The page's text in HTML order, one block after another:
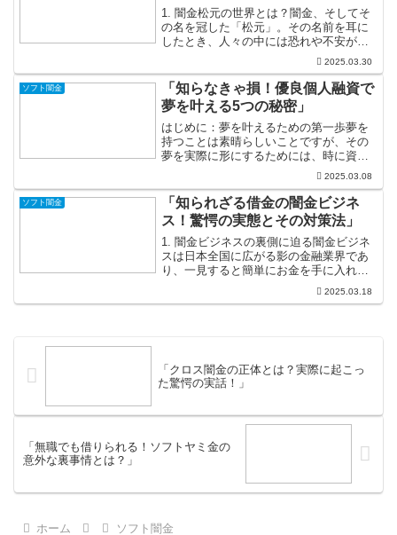
1. 闇金松元の世界とは？闇金、そしてそ
の名を冠した「松元」。その名前を耳に
したとき、人々の中には恐れや不安が広
がることもあるでしょう。しかし、松元
の物語にはただの悪役としての姿だけで
はなく、感動的なサバイバルストーリー
が秘められているので...
2025.03.30
ソフト闇金
「知らなきゃ損！優良個人融資で
夢を叶える5つの秘密」
はじめに：夢を叶えるための第一歩夢を
持つことは素晴らしいことですが、その
夢を実際に形にするためには、時に資金
が必要となります。多くの人が夢を抱く
とは極めて重要です。特に、個人融資は
その手段の一つとして多く...
2025.03.08
ソフト闇金
「知られざる借金の闇金ビジネ
ス！驚愕の実態とその対策法」
1. 闇金ビジネスの裏側に迫る闇金ビジネ
スは日本全国に広がる影の金融業界であ
り、一見すると簡単にお金を手に入れら
れる便利なサービスのように思えるかも
しれません。しかし、その裏には恐ろし
2025.03.18
「クロス闇金の正体とは？実際に起こっ
た驚愕の実話！」
「無職でも借りられる！ソフトヤミ金の
意外な裏事情とは？」
ホーム ソフト闇金